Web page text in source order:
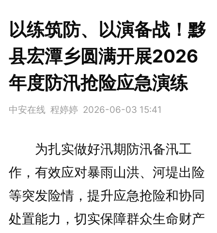
以练筑防、以演备战！黟
县宏潭乡圆满开展2026
年度防汛抢险应急演练
中安在线 程婷婷 2026-06-03 15:41
为扎实做好汛期防汛备汛工
作，有效应对暴雨山洪、河堤出险
等突发险情，提升应急抢险和协同
处置能力，切实保障群众生命财产